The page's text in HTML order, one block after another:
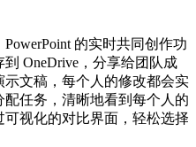
的实时共同创作功
OneDrive，分享给团队成
文稿，每个人的修改都会实
任务，清晰地看到每个人的
视化的对比界面，轻松选择